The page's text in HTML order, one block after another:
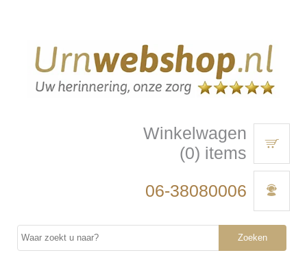
Winkelwagen
(0) items
06-38080006
Zoeken